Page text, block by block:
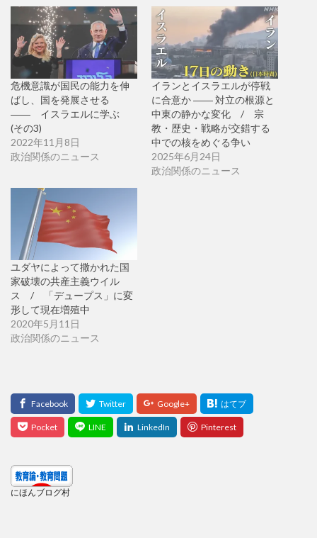
危機意識が国民の能力を伸
ばし、国を発展させる
―― イスラエルに学ぶ
(その3)
2022年11月8日
政治関係のニュース
イランとイスラエルが停戦
に合意か ―― 対立の根源と
中東の静かな変化 / 宗
教・歴史・戦略が交錯する
中での核をめぐる争い
2025年6月24日
政治関係のニュース
ユダヤによって撒かれた国
家破壊の共産主義ウイル
ス / 「デュープス」に変
形して現在増殖中
2020年5月11日
政治関係のニュース
にほんブログ村